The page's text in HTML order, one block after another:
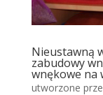
Nieustawną
zabudowy
wnękowe na
utworzone